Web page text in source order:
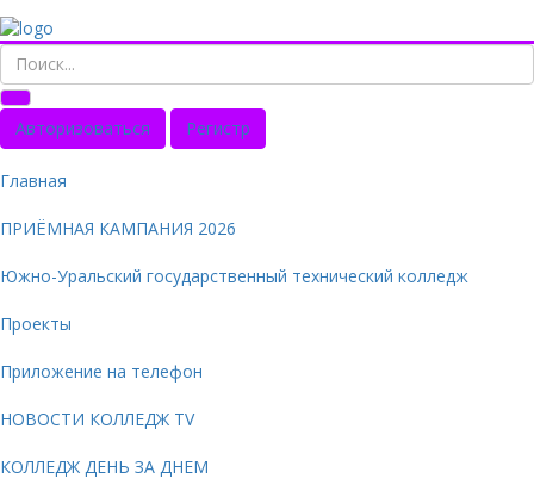
Авторизоваться Регистр
Главная
ПРИЁМНАЯ КАМПАНИЯ 2026
Южно-Уральский государственный технический колледж
Проекты
Приложение на телефон
НОВОСТИ КОЛЛЕДЖ TV
КОЛЛЕДЖ ДЕНЬ ЗА ДНЕМ